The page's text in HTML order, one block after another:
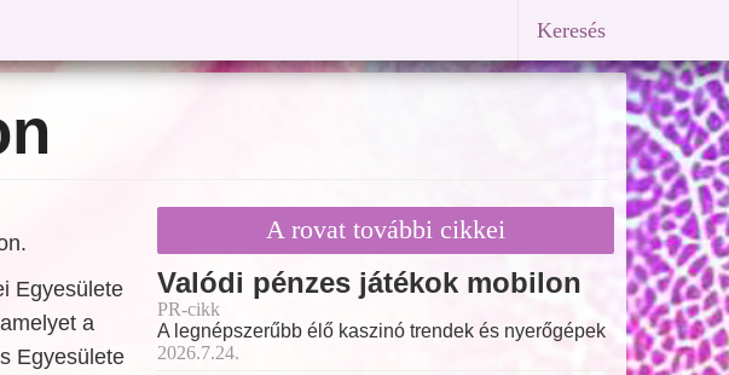
Keresés
Egyesülete
a
Egyesülete
A rovat további cikkei
Valódi pénzes játékok mobilon
PR-cikk
A legnépszerűbb élő kaszinó trendek és nyerőgépek
2026.7.24.